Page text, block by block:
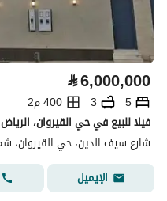
⃁6,000,000
5
3
400 م2
فيلا للبيع في حي القيروان، الرياض
شارع سيف الدين، حي القيروان،
الإيميل